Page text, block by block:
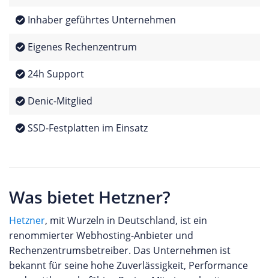
Inhaber geführtes Unternehmen
Eigenes Rechenzentrum
24h Support
Denic-Mitglied
SSD-Festplatten im Einsatz
Was bietet Hetzner?
Hetzner, mit Wurzeln in Deutschland, ist ein
renommierter Webhosting-Anbieter und
Rechenzentrumsbetreiber. Das Unternehmen ist
bekannt für seine hohe Zuverlässigkeit, Performance